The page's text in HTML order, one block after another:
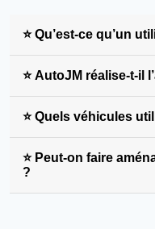
⭐ Qu’est-ce qu’un
⭐ AutoJM réalise-t-il
⭐ Quels véhicules
⭐ Peut-on faire
?